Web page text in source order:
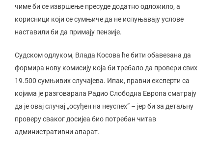
чиме би се извршење пресуде додатно одложило, а
корисници који се сумњиче да не испуњавају услове
наставили би да примају пензије.
Судском одлуком, Влада Косова ће бити обавезана да
формира нову комисију која би требало да провери свих
19.500 сумњивих случајева. Ипак, правни експерти са
којима је разговарала Радио Слободна Европа сматрају
да је овај случај „осуђен на неуспех“ – јер би за детаљну
проверу сваког досијеа био потребан читав
административни апарат.